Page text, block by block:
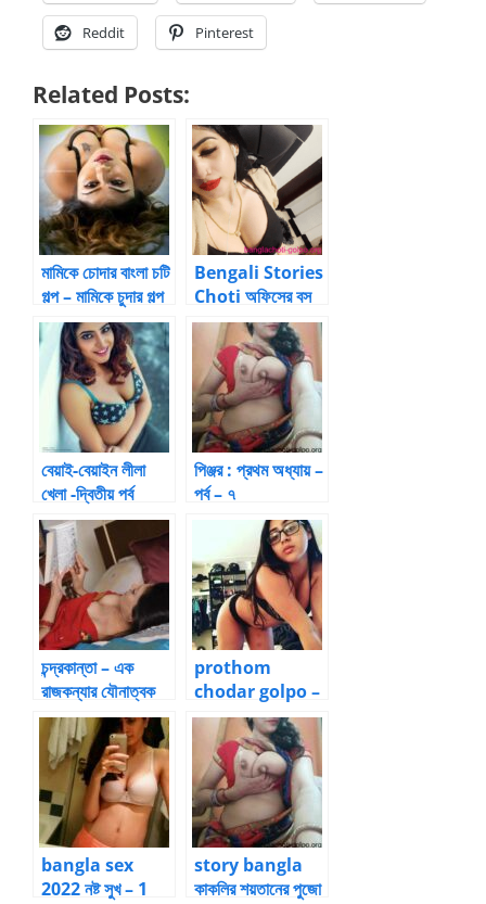
Reddit Pinterest
Related Posts:
মামিকে চোদার বাংলা চটি
গল্প – মামিকে চুদার গল্প
Bengali Stories
Choti অফিসের বস
পাছায় ধোন ঢুকিয়ে জোর
করে চুদলো
বেয়াই-বেয়াইন লীলা
খেলা -দ্বিতীয় পর্ব
পিঞ্জর : প্রথম অধ্যায় –
পর্ব – ৭
চন্দ্রকান্তা – এক
রাজকন্যার যৌনাত্বক
জীবনশৈলী [১৮][১]
prothom
chodar golpo –
Bangla Choti
Golpo
bangla sex
2022 নষ্ট সুখ – 1
story bangla
কাকলির শয়তানের পুজো